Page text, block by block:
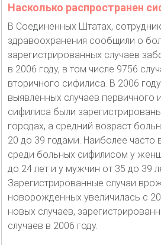
Насколько распространен
В Соединенных Штатах,
здравоохранения сообщили о
зарегистрированных случаев
в 2006 году, в том числе 9756
вторичного сифилиса. В 2006
выявленных случаев первичного
сифилиса были
городах, а средний возраст
20 до 39 годами. Наиболее часто
среди больных сифилисом у
до 24 лет и у мужчин от 35 до 39
Зарегистрированные случаи
новорожденных увеличилась с
новых случаев,
случаев в 2006 году.